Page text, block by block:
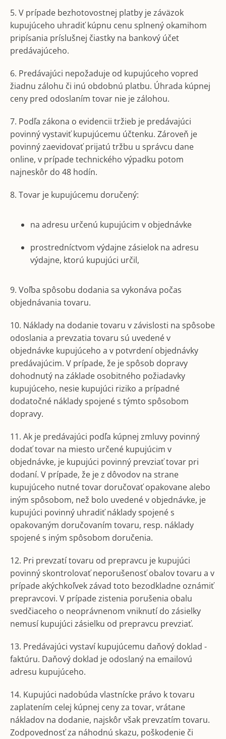
5. V prípade bezhotovostnej platby je záväzok
kupujúceho uhradiť kúpnu cenu splnený okamihom
pripísania príslušnej čiastky na bankový účet
predávajúceho.
6. Predávajúci nepožaduje od kupujúceho vopred
žiadnu zálohu či inú obdobnú platbu. Úhrada kúpnej
ceny pred odoslaním tovar nie je zálohou.
7. Podľa zákona o evidencii tržieb je predávajúci
povinný vystaviť kupujúcemu účtenku. Zároveň je
povinný zaevidovať prijatú tržbu u správcu dane
online, v prípade technického výpadku potom
najneskôr do 48 hodín.
8. Tovar je kupujúcemu doručený:
na adresu určenú kupujúcim v objednávke
prostredníctvom výdajne zásielok na adresu
výdajne, ktorú kupujúci určil,
9. Voľba spôsobu dodania sa vykonáva počas
objednávania tovaru.
10. Náklady na dodanie tovaru v závislosti na spôsobe
odoslania a prevzatia tovaru sú uvedené v
objednávke kupujúceho a v potvrdení objednávky
predávajúcim. V prípade, že je spôsob dopravy
dohodnutý na základe osobitného požiadavky
kupujúceho, nesie kupujúci riziko a prípadné
dodatočné náklady spojené s týmto spôsobom
dopravy.
11. Ak je predávajúci podľa kúpnej zmluvy povinný
dodať tovar na miesto určené kupujúcim v
objednávke, je kupujúci povinný prevziať tovar pri
dodaní. V prípade, že je z dôvodov na strane
kupujúceho nutné tovar doručovať opakovane alebo
iným spôsobom, než bolo uvedené v objednávke, je
kupujúci povinný uhradiť náklady spojené s
opakovaným doručovaním tovaru, resp. náklady
spojené s iným spôsobom doručenia.
12. Pri prevzatí tovaru od prepravcu je kupujúci
povinný skontrolovať neporušenosť obalov tovaru a v
prípade akýchkoľvek závad toto bezodkladne oznámiť
prepravcovi. V prípade zistenia porušenia obalu
svedčiaceho o neoprávnenom vniknutí do zásielky
nemusí kupujúci zásielku od prepravcu prevziať.
13. Predávajúci vystaví kupujúcemu daňový doklad -
faktúru. Daňový doklad je odoslaný na emailovú
adresu kupujúceho.
14. Kupujúci nadobúda vlastnícke právo k tovaru
zaplatením celej kúpnej ceny za tovar, vrátane
nákladov na dodanie, najskôr však prevzatím tovaru.
Zodpovednosť za náhodnú skazu, poškodenie či